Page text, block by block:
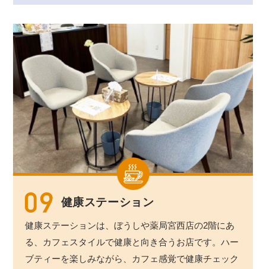
健康ステーション
健康ステーションは、ぼうしや薬局宮西店の2階にあ
る、カフェスタイルで健康と向き合うお店です。ハー
ブティーを楽しみながら、カフェ感覚で健康チェック